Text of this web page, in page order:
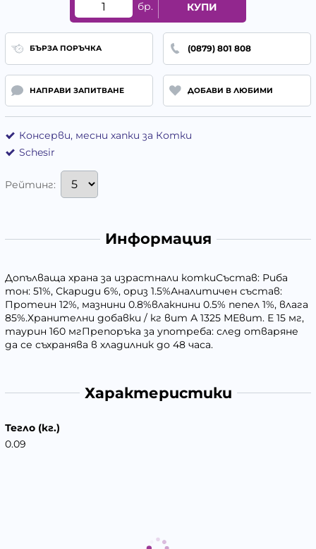
бр. КУПИ
БЪРЗА ПОРЪЧКА (0879) 801 808
НАПРАВИ ЗАПИТВАНЕ ДОБАВИ В ЛЮБИМИ
Консерви, месни хапки за Котки
Schesir
Рейтинг:
Информация
Допълваща храна за израстнали коткиСъстав: Риба
тон: 51%, Скариди 6%, ориз 1.5%Аналитичен състав:
Протеин 12%, мазнини 0.8%влакнини 0.5% пепел 1%, влага
85%.Хранителни добавки / кг вит А 1325 МЕвит. Е 15 мг,
таурин 160 мгПрепоръка за употреба: след отваряне
да се съхранява в хладилник до 48 часа.
Характеристики
Тегло (кг.)
0.09